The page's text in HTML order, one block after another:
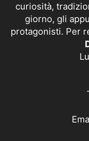
curiosità,
giorno, gli
protagonisti. Per